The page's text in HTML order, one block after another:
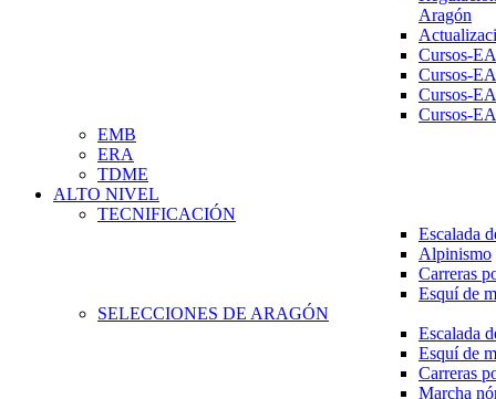
Aragón
Cursos-
Cursos-
Cursos-
Cursos-
EMB
ERA
TDME
ALTO NIVEL
TECNIFICACIÓN
Escalada
Alpinismo
Carreras
Esquí de
SELECCIONES DE ARAGÓN
Escalada
Esquí de
Carreras
Marcha